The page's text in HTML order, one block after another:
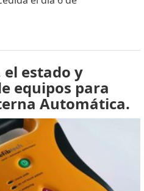
el estado y
equipos para
Automática.